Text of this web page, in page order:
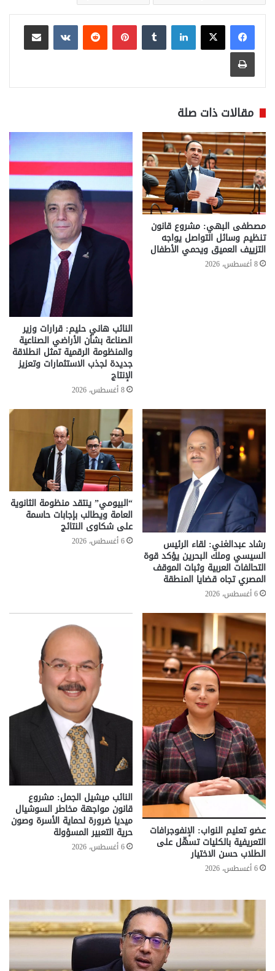
لينكدإن بينتيريست
مشاركة عبر البريد
طباعة
مقالات ذات صلة
مصطفى البهي: مشروع قانون
تنظيم وسائل التواصل يواجه
التزييف العميق ويحمي الأطفال
8 أغسطس، 2026
النائب هاني حليم: قرارات وزير
الصناعة بشأن الأراضي الصناعية
والمنظومة الرقمية تمثل انطلاقة
جديدة لجذب الاستثمارات وتعزيز
الإنتاج
8 أغسطس، 2026
رشاد عبدالغني: لقاء الرئيس
السيسي وملك البحرين يؤكد قوة
التحالفات العربية وثبات الموقف
المصري تجاه قضايا المنطقة
6 أغسطس، 2026
“البيومي” ينتقد منظومة الثانوية
العامة ويطالب بإجابات حاسمة
على شكاوى النتائج
6 أغسطس، 2026
عضو تعليم النواب: الإنفوجرافات
التعريفية بالكليات تسهّل على
الطلاب حسن الاختيار
6 أغسطس، 2026
النائب ميشيل الجمل: مشروع
قانون مواجهة مخاطر السوشيال
ميديا ضرورة لحماية الأسرة وصون
حرية التعبير المسؤولة
6 أغسطس، 2026
تحركات
حكومية
لحسم
قانون
..